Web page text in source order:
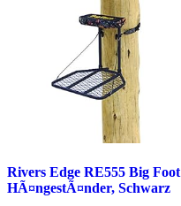
Rivers Edge RE555 Big Foot
HÃ¤ngestÃ¤nder, Schwarz